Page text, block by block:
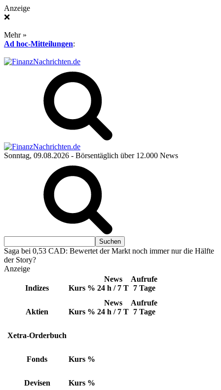
Anzeige
❌
Mehr »
Ad hoc-Mitteilungen:
Sonntag, 09.08.2026 - Börsentäglich über 12.000 News
Saga bei 0,53 CAD: Bewertet der Markt noch immer nur die Hälfte
der Story?
Anzeige
Indizes Kurs %
News
24 h / 7 T
Aufrufe
7 Tage
Aktien Kurs %
News
24 h / 7 T
Aufrufe
7 Tage
Xetra-Orderbuch
Fonds Kurs %
Devisen Kurs %